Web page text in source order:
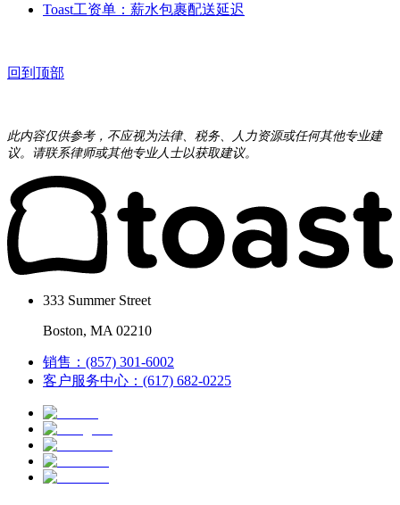
Toast工资单：薪水包裹配送延迟
回到顶部
此内容仅供参考，不应视为法律、税务、人力资源或任何其他专业建
议。请联系律师或其他专业人士以获取建议。
333 Summer Street
Boston, MA 02210
销售：(857) 301-6002
客户服务中心：(617) 682-0225